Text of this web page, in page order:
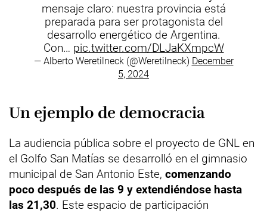
mensaje claro: nuestra provincia está
preparada para ser protagonista del
desarrollo energético de Argentina.
Con… pic.twitter.com/DLJaKXmpcW
— Alberto Weretilneck (@Weretilneck) December
5, 2024
Un ejemplo de democracia
La audiencia pública sobre el proyecto de GNL en
el Golfo San Matías se desarrolló en el gimnasio
municipal de San Antonio Este, comenzando
poco después de las 9 y extendiéndose hasta
las 21,30. Este espacio de participación